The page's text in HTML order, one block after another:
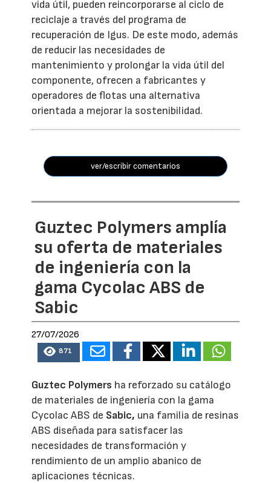
vida útil, pueden reincorporarse al ciclo de
reciclaje a través del programa de
recuperación de Igus. De este modo, además
de reducir las necesidades de
mantenimiento y prolongar la vida útil del
componente, ofrecen a fabricantes y
operadores de flotas una alternativa
orientada a mejorar la sostenibilidad.
ver/escribir comentarios
Guztec Polymers amplía
su oferta de materiales
de ingeniería con la
gama Cycolac ABS de
Sabic
27/07/2026
871
Guztec Polymers ha reforzado su catálogo
de materiales de ingeniería con la gama
Cycolac ABS de Sabic, una familia de resinas
ABS diseñada para satisfacer las
necesidades de transformación y
rendimiento de un amplio abanico de
aplicaciones técnicas.